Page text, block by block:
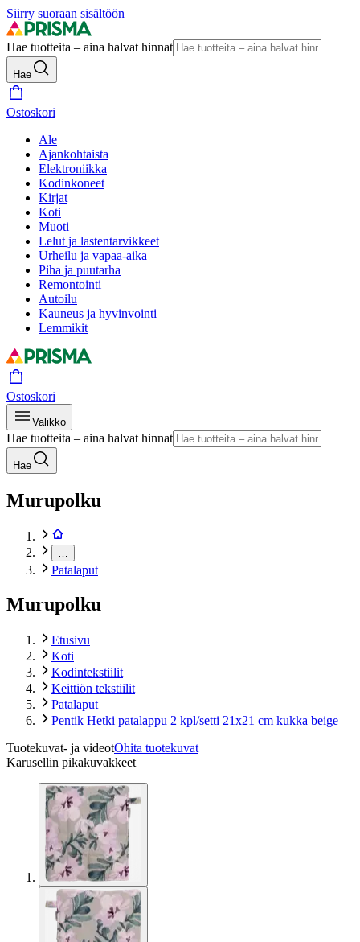
Siirry suoraan sisältöön
Hae tuotteita – aina halvat hinnat
Hae
Ostoskori
Ale
Ajankohtaista
Elektroniikka
Kodinkoneet
Kirjat
Koti
Muoti
Lelut ja lastentarvikkeet
Urheilu ja vapaa-aika
Piha ja puutarha
Remontointi
Autoilu
Kauneus ja hyvinvointi
Lemmikit
Ostoskori
Valikko
Hae tuotteita – aina halvat hinnat
Hae
Murupolku
Patalaput
Murupolku
Etusivu
Koti
Kodintekstiilit
Keittiön tekstiilit
Patalaput
Pentik Hetki patalappu 2 kpl/setti 21x21 cm kukka beige
Tuotekuvat- ja videotOhita tuotekuvat
Karusellin pikakuvakkeet